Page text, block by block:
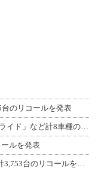
台のリコールを発表
ールを発表